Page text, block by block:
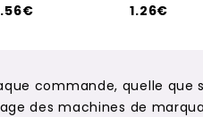
1.26€
commande, quelle que
des machines de